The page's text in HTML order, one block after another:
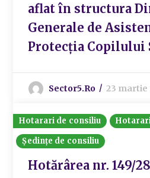
aflat în structura
Generale de
Protecția Copilului
Sector5.ro 23 martie
Hotarari de consiliu
Ședințe de consiliu
Hotărârea nr. 149/